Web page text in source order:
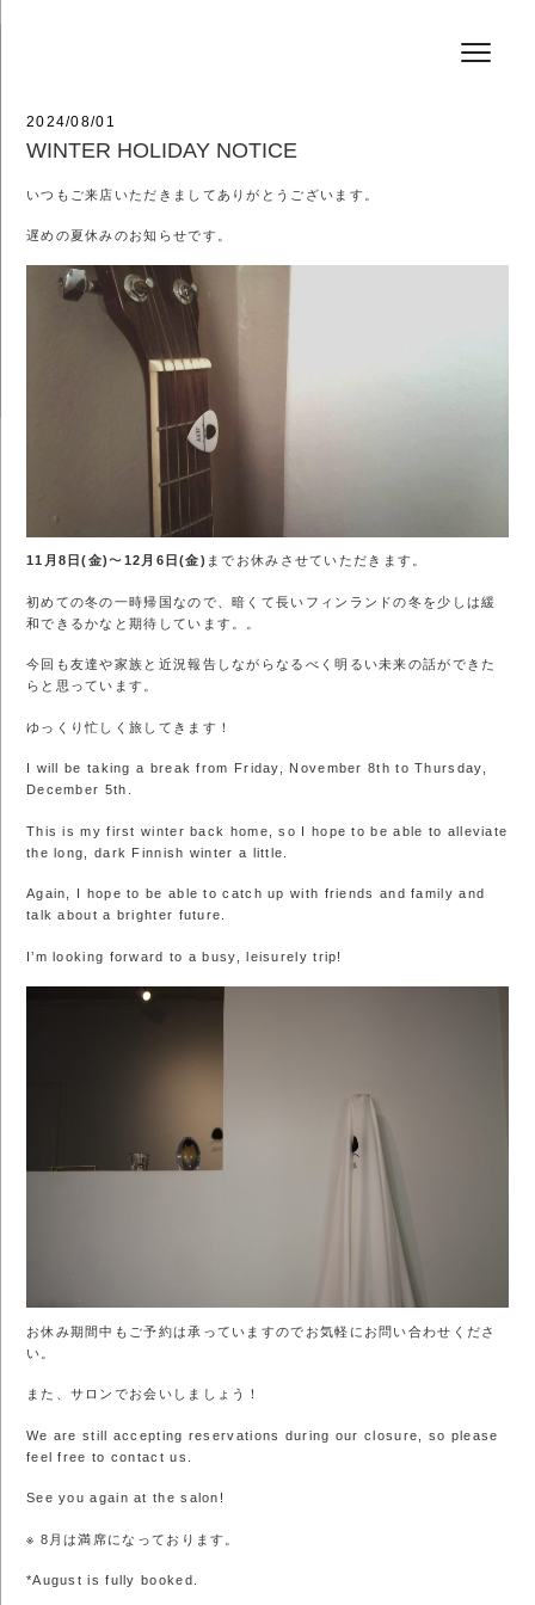
投
稿
2024/08/01
WINTER HOLIDAY NOTICE
いつもご来店いただきましてありがとうございます。
遅めの夏休みのお知らせです。
11月8日(金) 〜12月6日(金) までお休みさせていただきます。
初めての冬の一時帰国なので、暗くて長いフィンランドの冬を少しは緩
和できるかなと期待しています。。
今回も友達や家族と近況報告しながらなるべく明るい未来の話ができた
らと思っています。
ゆっくり忙しく旅してきます！
I will be taking a break from Friday, November 8th to Thursday,
December 5th.
This is my first winter back home, so I hope to be able to alleviate
the long, dark Finnish winter a little.
Again, I hope to be able to catch up with friends and family and
talk about a brighter future.
I’m looking forward to a busy, leisurely trip!
お休み期間中もご予約は承っていますのでお気軽にお問い合わせくださ
い。
また、サロンでお会いしましょう！
We are still accepting reservations during our closure, so please
feel free to contact us.
See you again at the salon!
※ 8月は満席になっております。
*August is fully booked.